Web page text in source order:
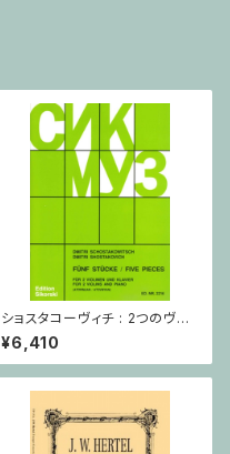
ショスタコーヴィチ : 2つのヴァ
イオリンとピアノのための 5つの
小品 / ヴァイオリン2とピアノ
¥6,410